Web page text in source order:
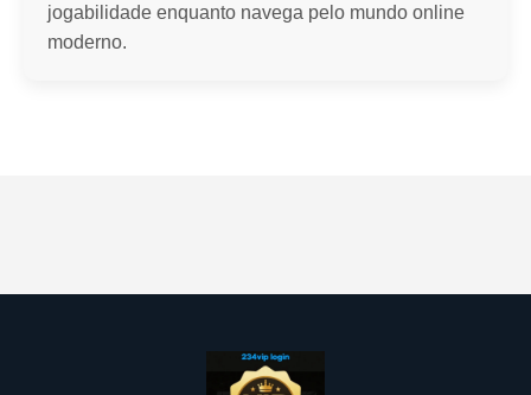
jogabilidade enquanto navega pelo mundo online
moderno.